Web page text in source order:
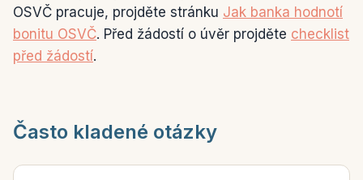
OSVČ pracuje, projděte stránku Jak banka hodnotí
bonitu OSVČ. Před žádostí o úvěr projděte checklist
před žádostí.
Často kladené otázky